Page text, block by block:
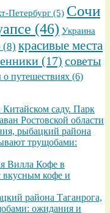
Петербург (5) Сочи
(46) Украина
(8) красивые места
(17) советы
путешествиях (6)
Китайском саду. Парк
Ростовской области
рыбацкий района
трущобами:
Вилла Кофе в
вкусным кофе и
района Таганрога,
ожидания и